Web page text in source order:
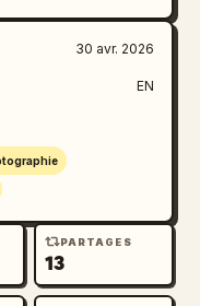
30 avr. 2026
EN
PARTAGES
13